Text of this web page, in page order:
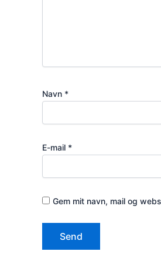
Navn *
E-mail *
Gem mit navn, mail og